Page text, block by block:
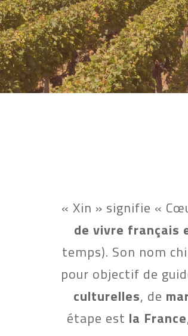
« Xin » signifie «
de vivre français
temps). Son nom
pour objectif de
culturelles, de
étape est la France